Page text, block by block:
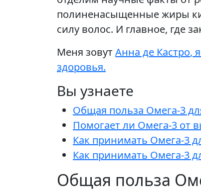
полиненасыщенные жиры
силу волос. И главное, где
Меня зовут Анна де Кастро, я
здоровья.
Вы узнаете
Общая польза Омега-3
Помогает ли Омега-3 от
Как принимать Омега-3
Как принимать Омега-3
Общая польза